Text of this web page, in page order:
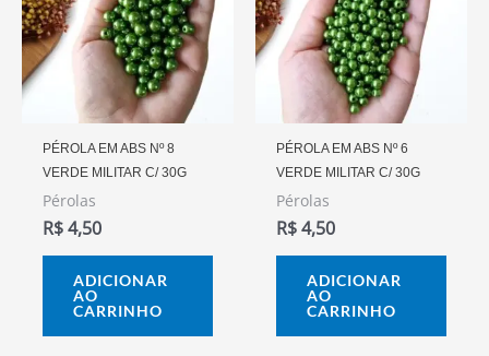
PÉROLA EM ABS Nº 8
VERDE MILITAR C/ 30G
Pérolas
R$4,50
ADICIONAR
AO
CARRINHO
PÉROLA EM ABS Nº 6
VERDE MILITAR C/ 30G
Pérolas
R$4,50
ADICIONAR
AO
CARRINHO